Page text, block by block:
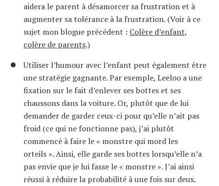
aidera le parent à désamorcer sa frustration et à
augmenter sa tolérance à la frustration. (Voir à ce
sujet mon blogue précédent : Colère d’enfant,
colère de parents.)
Utiliser l’humour avec l’enfant peut également être
une stratégie gagnante. Par exemple, Leeloo a une
fixation sur le fait d’enlever ses bottes et ses
chaussons dans la voiture. Or, plutôt que de lui
demander de garder ceux-ci pour qu’elle n’ait pas
froid (ce qui ne fonctionne pas), j’ai plutôt
commencé à faire le « monstre qui mord les
orteils ». Ainsi, elle garde ses bottes lorsqu’elle n’a
pas envie que je lui fasse le « monstre ». J’ai ainsi
réussi à réduire la probabilité à une fois sur deux.